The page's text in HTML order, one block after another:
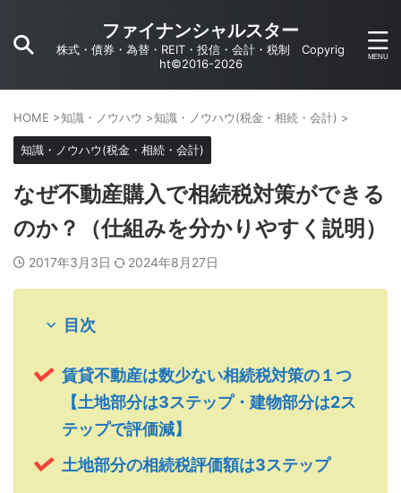
ファイナンシャルスター
株式・債券・為替・REIT・投信・会計・税制 Copyrig
ht©2016-2026
HOME >知識・ノウハウ >知識・ノウハウ(税金・相続・会計) >
知識・ノウハウ(税金・相続・会計)
なぜ不動産購入で相続税対策ができる
のか？（仕組みを分かりやすく説明）
2017年3月3日 2024年8月27日
目次
賃貸不動産は数少ない相続税対策の１つ
【土地部分は3ステップ・建物部分は2ス
テップで評価減】
土地部分の相続税評価額は3ステップ